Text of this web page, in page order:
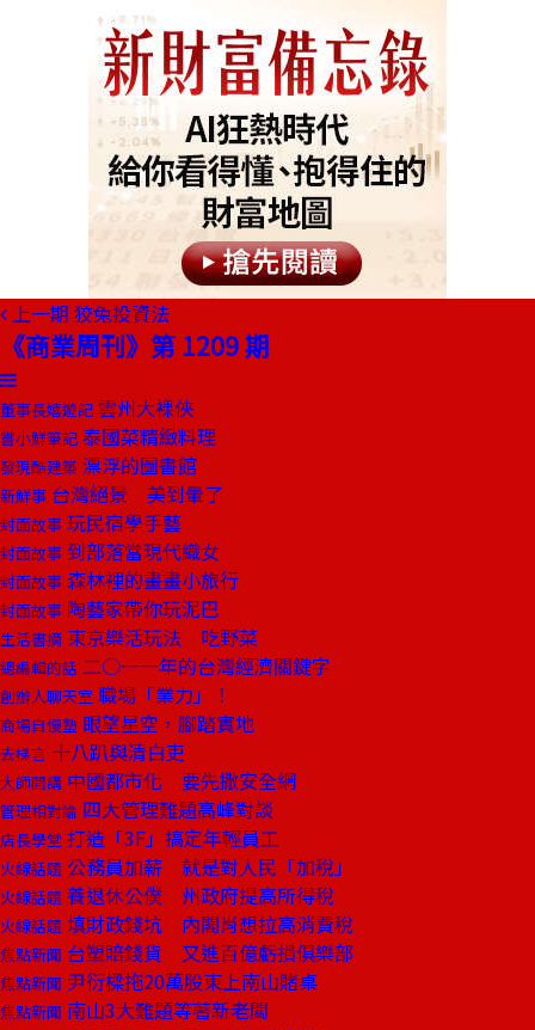
上一期 狡兔投資法
《商業周刊》第 1209 期
董事長嬉遊記 雲州大裸俠
嘗小鮮筆記 泰國菜精緻料理
發現酷建築 漂浮的圖書館
新鮮事 台灣絕景 美到暈了
封面故事 玩民宿學手藝
封面故事 到部落當現代織女
封面故事 森林裡的畫畫小旅行
封面故事 陶藝家帶你玩泥巴
生活書摘 東京樂活玩法 吃野菜
總編輯的話 二○一一年的台灣經濟關鍵字
創辦人聊天室 職場「業力」！
商場自慢塾 眼望星空，腳踏實地
去梯言 十八趴與清白吏
大師開講 中國都市化 要先撒安全網
管理相對論 四大管理難題高峰對談
店長學堂 打造「3F」搞定年輕員工
火線話題 公務員加薪 就是對人民「加稅」
火線話題 養退休公僕 州政府提高所得稅
火線話題 填財政錢坑 內閣肖想拉高消費稅
焦點新聞 台塑賠錢貨 又進百億虧損俱樂部
焦點新聞 尹衍樑拖20萬股東上南山賭桌
焦點新聞 南山3大難題等著新老闆